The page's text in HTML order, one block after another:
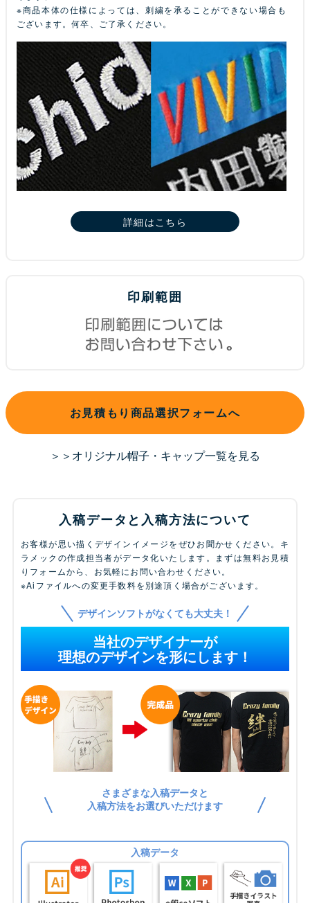
※商品本体の仕様によっては、刺繍を承ることができない場合も
ございます。何卒、ご了承ください。
詳細はこちら
印刷範囲
お見積もり商品選択フォームへ
＞＞オリジナル帽子・キャップ一覧を見る
入稿データと入稿方法について
お客様が思い描くデザインイメージをぜひお聞かせください。キ
ラメックの作成担当者がデータ化いたします。まずは無料お見積
りフォームから、お気軽にお問い合わせください。
※Aiファイルへの変更手数料を別途頂く場合がございます。
デザインソフトがなくても大丈夫！
当社のデザイナーが
理想のデザインを形にします！
さまざまな入稿データと
入稿方法をお選びいただけます
入稿データ